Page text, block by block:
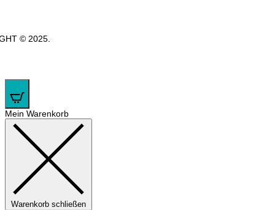
© 2025.
Mein Warenkorb
Warenkorb schließen